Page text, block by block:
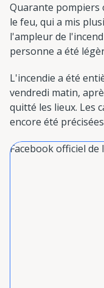
Quarante pompiers
le feu, qui a mis
l'ampleur de
personne a été
L'incendie a été
vendredi matin,
quitté les lieux. Les
encore été
Facebook officiel de